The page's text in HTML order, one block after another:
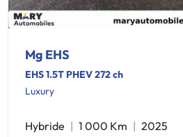
Mg EHS
EHS 1.5T PHEV 272 ch
Luxury
Hybride 1 000 Km
2025